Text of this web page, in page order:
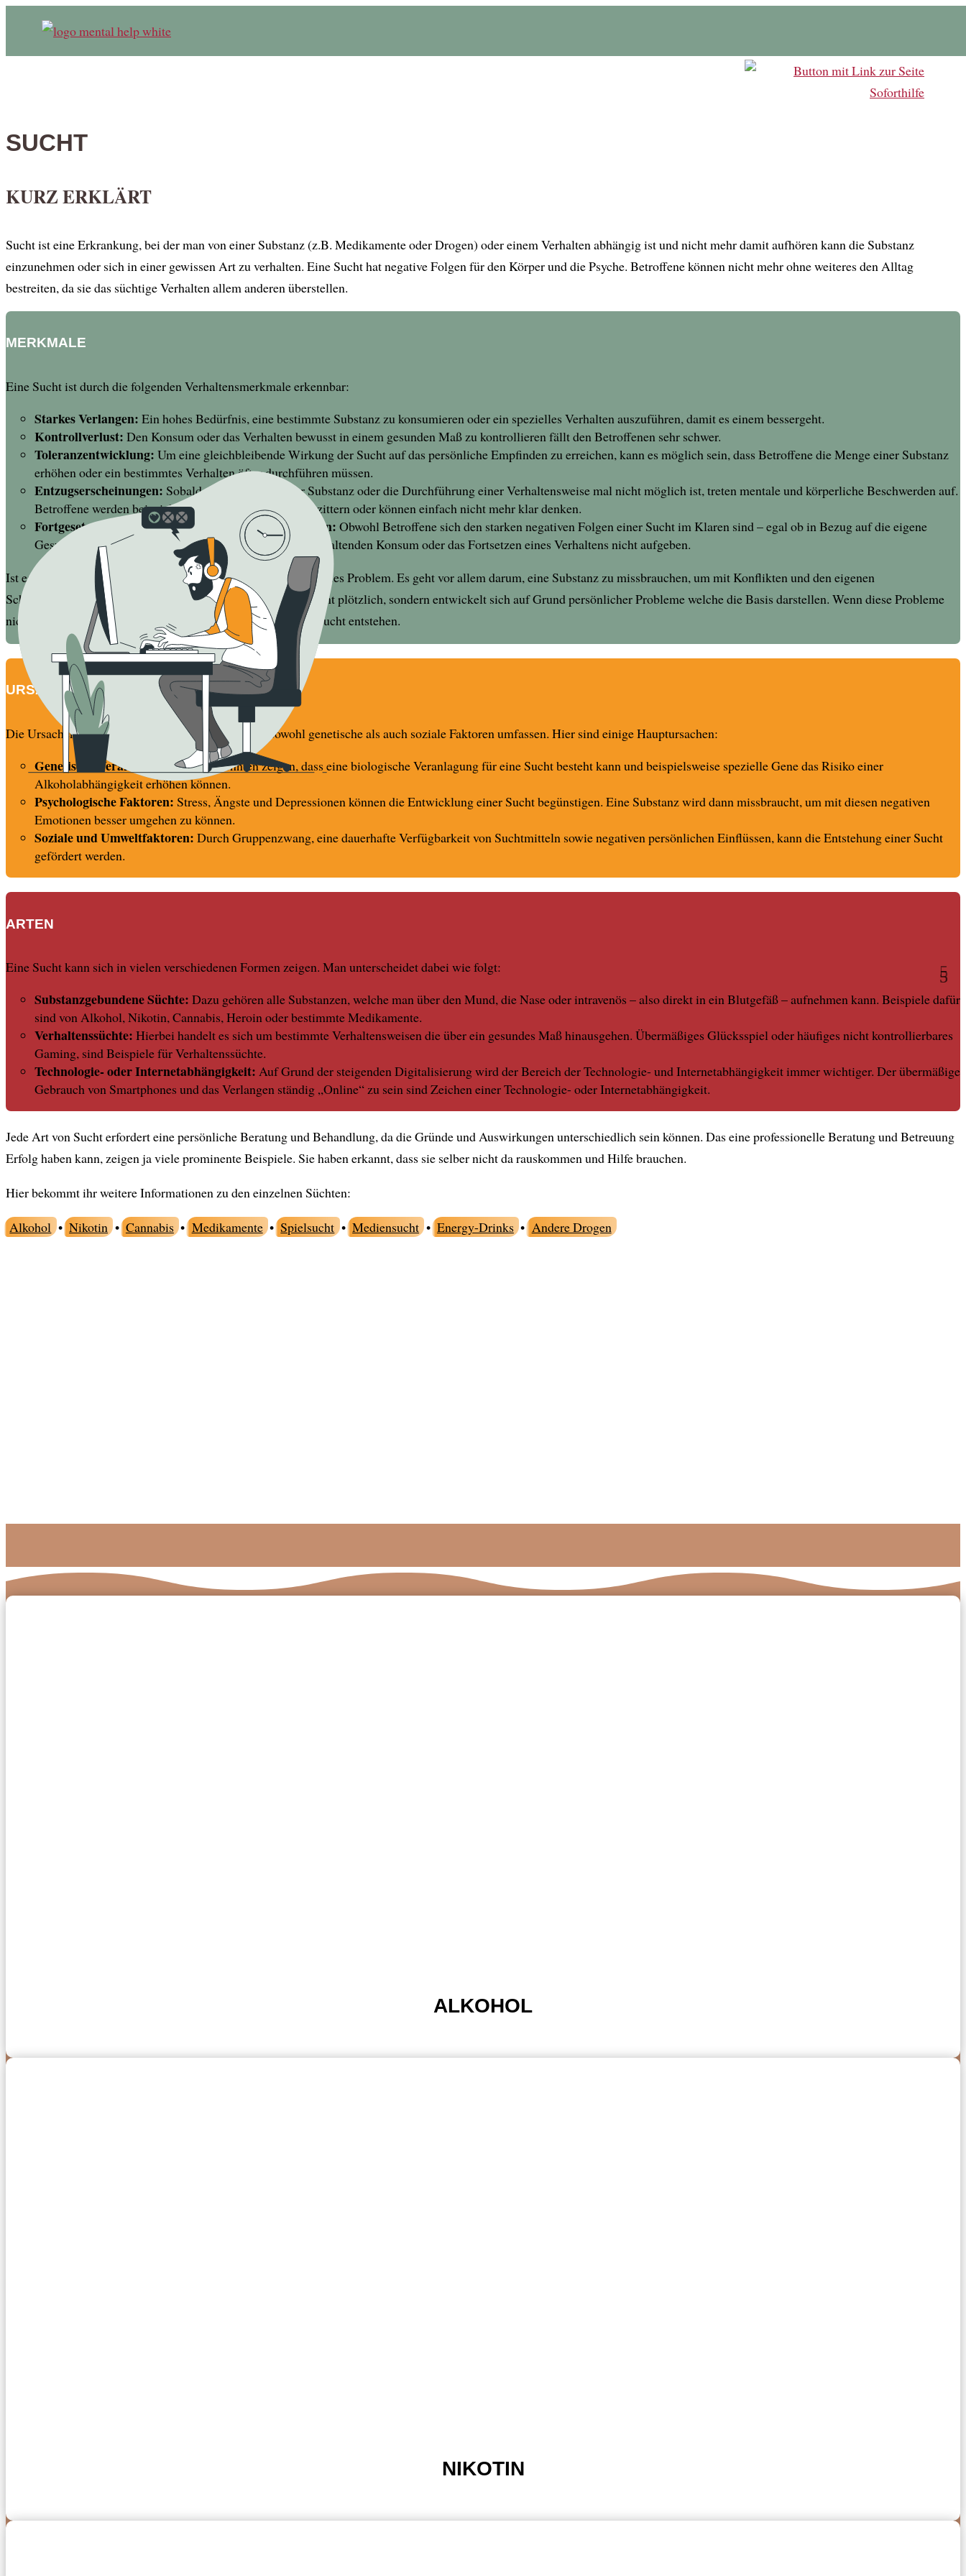
SUCHT
KURZ ERKLÄRT
Sucht ist eine Erkrankung, bei der man von einer Substanz (z.B. Medikamente oder Drogen) oder einem Verhalten abhängig ist und nicht mehr damit aufhören kann die Substanz
einzunehmen oder sich in einer gewissen Art zu verhalten. Eine Sucht hat negative Folgen für den Körper und die Psyche. Betroffene können nicht mehr ohne weiteres den Alltag
bestreiten, da sie das süchtige Verhalten allem anderen überstellen.
MERKMALE
Eine Sucht ist durch die folgenden Verhaltensmerkmale erkennbar:
Starkes Verlangen: Ein hohes Bedürfnis, eine bestimmte Substanz zu konsumieren oder ein spezielles Verhalten auszuführen, damit es einem bessergeht.
Kontrollverlust: Den Konsum oder das Verhalten bewusst in einem gesunden Maß zu kontrollieren fällt den Betroffenen sehr schwer.
Toleranzentwicklung: Um eine gleichbleibende Wirkung der Sucht auf das persönliche Empfinden zu erreichen, kann es möglich sein, dass Betroffene die Menge einer Substanz
erhöhen oder ein bestimmtes Verhalten öfter durchführen müssen.
Entzugserscheinungen: Sobald die Einnahme einer Substanz oder die Durchführung einer Verhaltensweise mal nicht möglich ist, treten mentale und körperliche Beschwerden auf.
Betroffene werden beispielsweise nervös, fangen an zu zittern oder können einfach nicht mehr klar denken.
Fortgesetzter Gebrauch trotz negativer Konsequenzen: Obwohl Betroffene sich den starken negativen Folgen einer Sucht im Klaren sind – egal ob in Bezug auf die eigene
Gesundheit oder das soziale Umfeld – können sie den anhaltenden Konsum oder das Fortsetzen eines Verhaltens nicht aufgeben.
Ist es dir aufgefallen? Sucht ist in den meisten Fällen ein mentales Problem. Es geht vor allem darum, eine Substanz zu missbrauchen, um mit Konflikten und den eigenen
Schwierigkeiten klarzukommen. Eine Sucht entsteht somit nicht plötzlich, sondern entwickelt sich auf Grund persönlicher Probleme welche die Basis darstellen. Wenn diese Probleme
nicht ausreichend geklärt werden, kann in Folge dessen eine Sucht entstehen.
URSACHEN
Die Ursachen von Sucht sind vielfältig und können sowohl genetische als auch soziale Faktoren umfassen. Hier sind einige Hauptursachen:
Genetische Veranlagung:
Studien konnten zeigen, dass eine biologische Veranlagung für eine Sucht besteht kann und beispielsweise spezielle Gene das Risiko einer
Alkoholabhängigkeit erhöhen können.
Psychologische Faktoren: Stress, Ängste und Depressionen können die Entwicklung einer Sucht begünstigen. Eine Substanz wird dann missbraucht, um mit diesen negativen
Emotionen besser umgehen zu können.
Soziale und Umweltfaktoren: Durch Gruppenzwang, eine dauerhafte Verfügbarkeit von Suchtmitteln sowie negativen persönlichen Einflüssen, kann die Entstehung einer Sucht
gefördert werden.
ARTEN
Eine Sucht kann sich in vielen verschiedenen Formen zeigen. Man unterscheidet dabei wie folgt:
Substanzgebundene Süchte: Dazu gehören alle Substanzen, welche man über den Mund, die Nase oder intravenös – also direkt in ein Blutgefäß – aufnehmen kann. Beispiele dafür
sind von Alkohol, Nikotin, Cannabis, Heroin oder bestimmte Medikamente.
Verhaltenssüchte: Hierbei handelt es sich um bestimmte Verhaltensweisen die über ein gesundes Maß hinausgehen. Übermäßiges Glücksspiel oder häufiges nicht kontrollierbares
Gaming, sind Beispiele für Verhaltenssüchte.
Technologie- oder Internetabhängigkeit: Auf Grund der steigenden Digitalisierung wird der Bereich der Technologie- und Internetabhängigkeit immer wichtiger. Der übermäßige
Gebrauch von Smartphones und das Verlangen ständig „Online“ zu sein sind Zeichen einer Technologie- oder Internetabhängigkeit.
Jede Art von Sucht erfordert eine persönliche Beratung und Behandlung, da die Gründe und Auswirkungen unterschiedlich sein können. Das eine professionelle Beratung und Betreuung
Erfolg haben kann, zeigen ja viele prominente Beispiele. Sie haben erkannt, dass sie selber nicht da rauskommen und Hilfe brauchen.
Hier bekommt ihr weitere Informationen zu den einzelnen Süchten:
Alkohol • Nikotin • Cannabis • Medikamente • Spielsucht • Mediensucht • Energy-Drinks • Andere Drogen
ALKOHOL
NIKOTIN